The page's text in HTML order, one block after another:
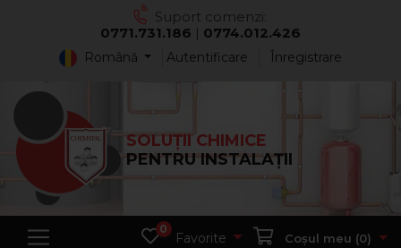
Suport comenzi:
0771.731.186 | 0774.012.426
Română Autentificare Înregistrare
SOLUȚII CHIMICE
PENTRU INSTALAȚII
0
Favorite Coșul meu (0)